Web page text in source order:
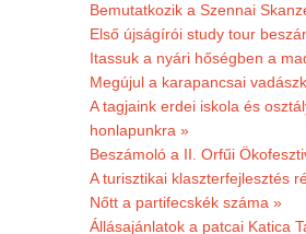
Bemutatkozik a Szennai
Első újságírói study tour
Itassuk a nyári hőségben a
Megújul a karapancsai
A tagjaink erdei iskola és
honlapunkra »
Beszámoló a II. Orfűi
A turisztikai klaszterfejlesztés
Nőtt a partifecskék száma »
Állásajánlatok a patcai Katica